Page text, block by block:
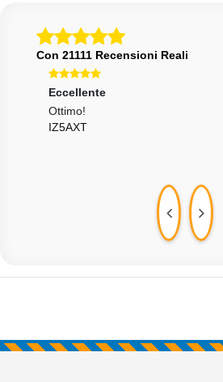
Con 21111 Recensioni Reali
Eccellente
Ottimo!
IZ5AXT